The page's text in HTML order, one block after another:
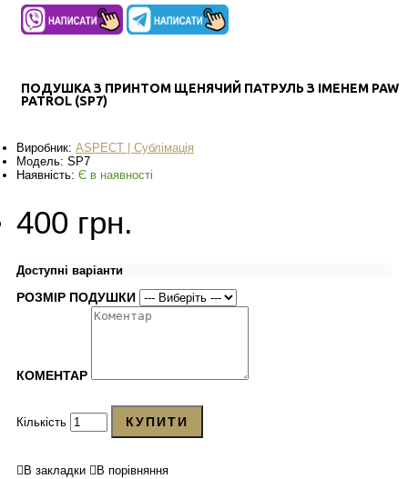
ПОДУШКА З ПРИНТОМ ЩЕНЯЧИЙ ПАТРУЛЬ З ІМЕНЕМ PAW
PATROL (SP7)
Виробник: ASPECT | Сублімація
Модель: SP7
Наявність: Є в наявності
400 грн.
Доступні варіанти
РОЗМІР ПОДУШКИ
КОМЕНТАР
Кількість КУПИТИ
В закладки В порівняння